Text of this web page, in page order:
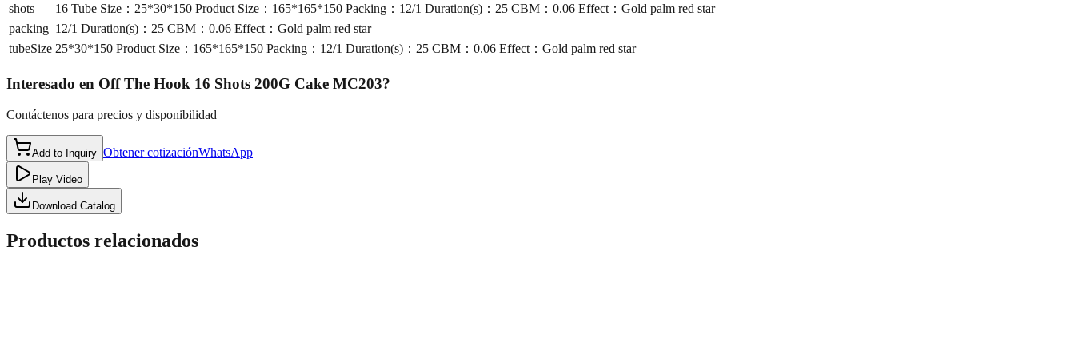
shots
16 Tube Size：25*30*150 Product Size：165*165*150 Packing：12/1 Duration(s)：25 CBM：0.06 Effect：Gold palm red star
packing 12/1 Duration(s)：25 CBM：0.06 Effect：Gold palm red star
tubeSize 25*30*150 Product Size：165*165*150 Packing：12/1 Duration(s)：25 CBM：0.06 Effect：Gold palm red star
Interesado en Off The Hook 16 Shots 200G Cake MC203?
Contáctenos para precios y disponibilidad
Add to Inquiry Obtener cotizaciónWhatsApp
Play Video
Download Catalog
Productos relacionados